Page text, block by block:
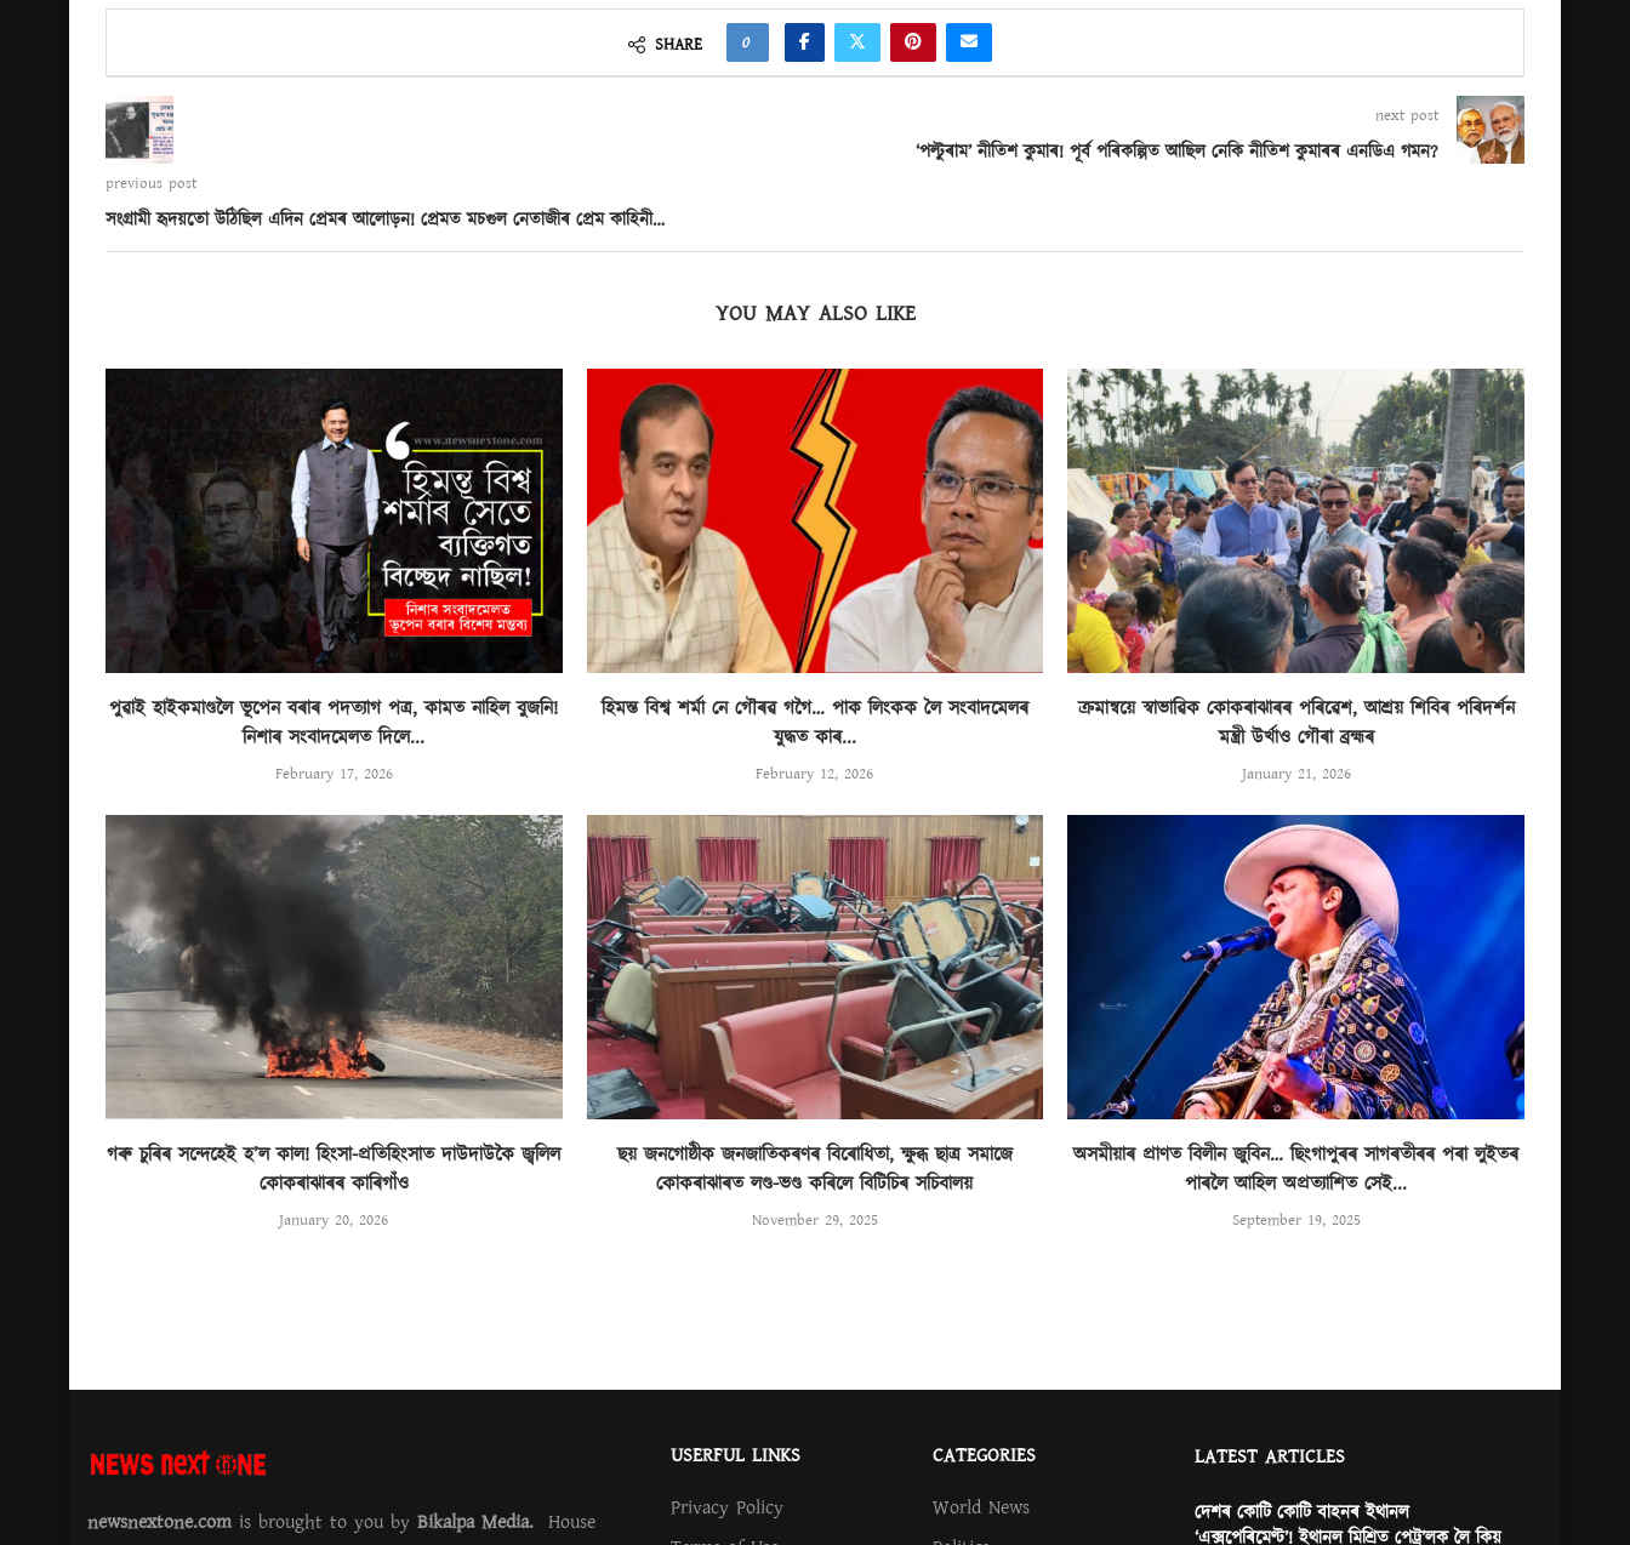
SHARE 0
previous post
সংগ্ৰামী হৃদয়তো উঠিছিল এদিন প্ৰেমৰ আলোড়ন! প্ৰেমত মচগুল নেতাজীৰ প্ৰেম কাহিনী…
next post
‘পল্টুৰাম’ নীতিশ কুমাৰ! পূৰ্ব পৰিকল্পিত আছিল নেকি নীতিশ কুমাৰৰ এনডিএ গমন?
YOU MAY ALSO LIKE
পুৱাই হাইকমাণ্ডলৈ ভূপেন বৰাৰ পদত্যাগ পত্ৰ, কামত নাহিল বুজনি!
নিশাৰ সংবাদমেলত দিলে...
February 17, 2026
হিমন্ত বিশ্ব শৰ্মা নে গৌৰৱ গগৈ… পাক লিংকক লৈ সংবাদমেলৰ
যুদ্ধত কাৰ...
February 12, 2026
ক্ৰমান্বয়ে স্বাভাৱিক কোকৰাঝাৰৰ পৰিৱেশ, আশ্ৰয় শিবিৰ পৰিদৰ্শন
মন্ত্ৰী উৰ্খাও গৌৰা ব্ৰহ্মৰ
January 21, 2026
গৰু চুৰিৰ সন্দেহেই হ’ল কাল! হিংসা-প্ৰতিহিংসাত দাউদাউকৈ জ্বলিল
কোকৰাঝাৰৰ কাৰিগাঁও
January 20, 2026
ছয় জনগোষ্ঠীক জনজাতিকৰণৰ বিৰোধিতা, ক্ষুব্ধ ছাত্ৰ সমাজে
কোকৰাঝাৰত লণ্ড-ভণ্ড কৰিলে বিটিচিৰ সচিবালয়
November 29, 2025
অসমীয়াৰ প্ৰাণত বিলীন জুবিন… ছিংগাপুৰৰ সাগৰতীৰৰ পৰা লুইতৰ
পাৰলৈ আহিল অপ্ৰত্যাশিত সেই...
September 19, 2025
newsnextone.com is brought to you by Bikalpa Media. House
USERFUL LINKS
Privacy Policy
CATEGORIES
World News
LATEST ARTICLES
দেশৰ কোটি কোটি বাহনৰ ইথানল
‘এক্সপেৰিমেণ্ট’! ইথানল মিশ্ৰিত পেট্ৰ’লক লৈ কিয়